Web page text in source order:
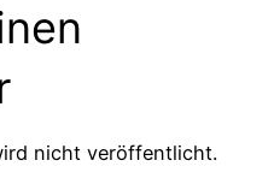
nicht veröffentlicht.